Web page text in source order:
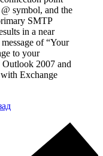
symbol, and the
SMTP
in a near
of “Your
to your
Outlook 2007 and
Exchange